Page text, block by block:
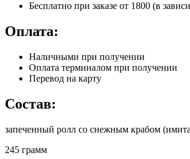
Бесплатно при заказе от 1800 (в
Оплата:
Наличными при получении
Оплата терминалом при получении
Перевод на карту
Состав:
запеченный ролл со снежным крабом
245 грамм